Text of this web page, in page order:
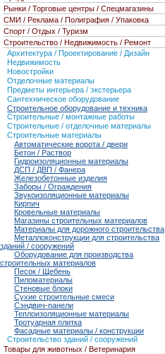
Рынки / Торговые центры / Спецмагазины
СМИ / Реклама / Полиграфия / Упаковка
Спорт / Отдых / Туризм
Строительство / Недвижимость / Ремонт
Архитектура / Проектирование / Дизайн
Недвижимость
Новостройки
Отделочные материалы
Предметы интерьера / экстерьера
Сантехническое оборудование
Строительное оборудование и техника
Строительные / монтажные работы
Строительные / отделочные материалы
Строительные материалы
Автоматические ворота / двери
Бетон / Раствор
Гидроизоляционные материалы
ДСП / ДВП / Фанера
Железобетонные изделия
Заборы / Ограждения
Звукоизоляционные материалы
Кирпич
Кровельные материалы
Магазины строительных материалов
Материалы для дорожного строительства
Металлоконструкции для строительства
зданий / сооружений
Оборудование для производства
строительных материалов
Песок / Щебень
Пиломатериалы
Стеновые блоки
Сухие строительные смеси
Сэндвич-панели
Теплоизоляционные материалы
Тротуарная плитка
Фасадные материалы / конструкции
Строительство зданий / сооружений
Товары для животных / Ветеринария